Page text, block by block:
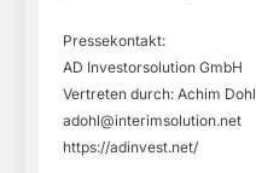
Pressekontakt:
AD Investorsolution GmbH
Vertreten durch: Achim Dohl
adohl@interimsolution.net
https://adinvest.net/